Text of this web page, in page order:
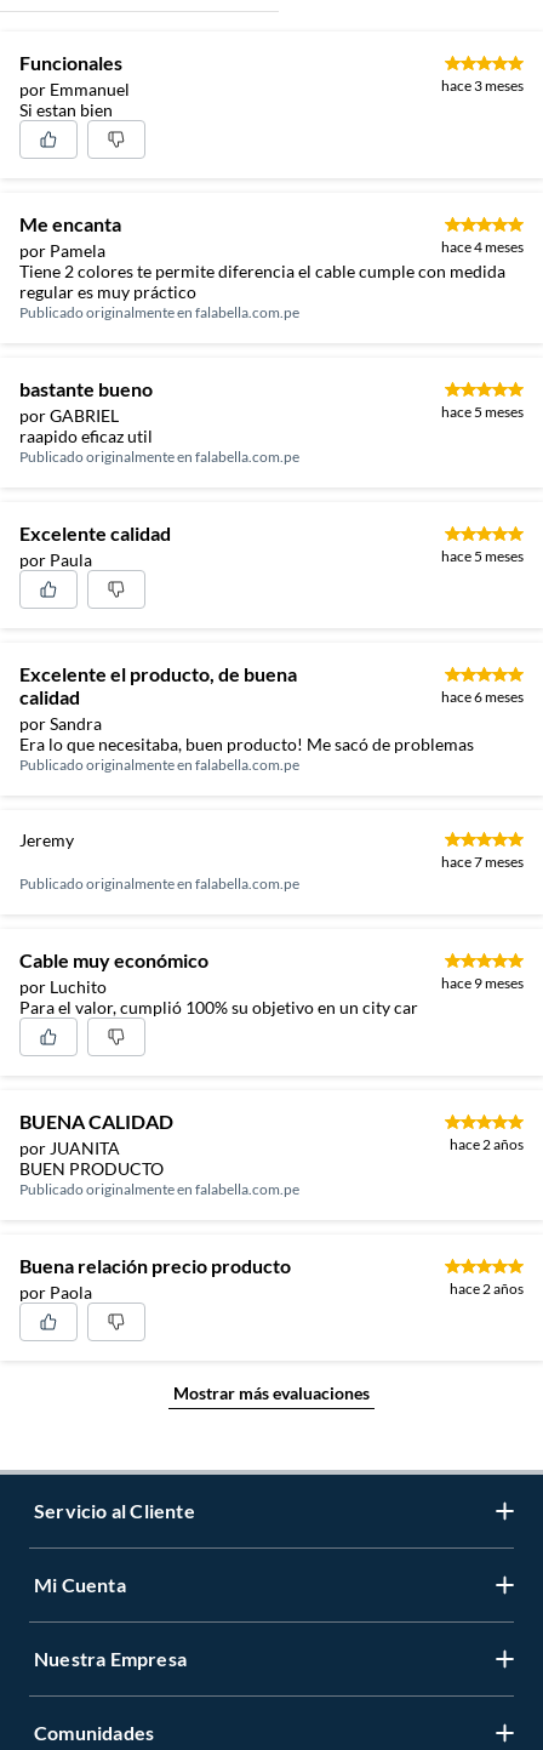
Funcionales
por Emmanuel hace 3 meses
Si estan bien
Me encanta
por Pamela hace 4 meses
Tiene 2 colores te permite diferencia el cable cumple con medida
regular es muy práctico
Publicado originalmente en falabella.com.pe
bastante bueno
por GABRIEL hace 5 meses
raapido eficaz util
Publicado originalmente en falabella.com.pe
Excelente calidad
por Paula hace 5 meses
Excelente el producto, de buena
calidad
por Sandra
hace 6 meses
Era lo que necesitaba, buen producto! Me sacó de problemas
Publicado originalmente en falabella.com.pe
Jeremy
hace 7 meses
Publicado originalmente en falabella.com.pe
Cable muy económico
por Luchito hace 9 meses
Para el valor, cumplió 100% su objetivo en un city car
BUENA CALIDAD
por JUANITA hace 2 años
BUEN PRODUCTO
Publicado originalmente en falabella.com.pe
Buena relación precio producto
por Paola hace 2 años
Mostrar más evaluaciones
Servicio al Cliente
Contáctanos
Tiendas y horarios
Mi Cuenta
Registrate
Nuestra Empresa
Sobre Nosotros
Comunidades